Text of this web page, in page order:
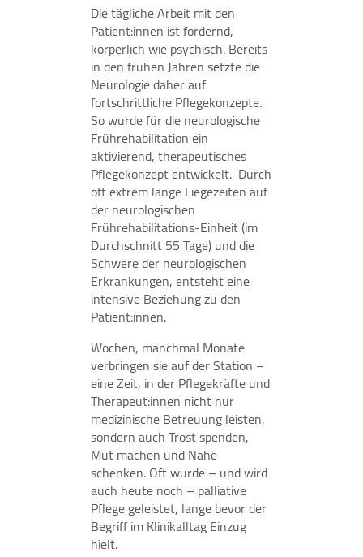
Die tägliche Arbeit mit den
Patient:innen ist fordernd,
körperlich wie psychisch. Bereits
in den frühen Jahren setzte die
Neurologie daher auf
fortschrittliche Pflegekonzepte.
So wurde für die neurologische
Frührehabilitation ein
aktivierend, therapeutisches
Pflegekonzept entwickelt. Durch
oft extrem lange Liegezeiten auf
der neurologischen
Frührehabilitations-Einheit (im
Durchschnitt 55 Tage) und die
Schwere der neurologischen
Erkrankungen, entsteht eine
intensive Beziehung zu den
Patient:innen.
Wochen, manchmal Monate
verbringen sie auf der Station –
eine Zeit, in der Pflegekräfte und
Therapeut:innen nicht nur
medizinische Betreuung leisten,
sondern auch Trost spenden,
Mut machen und Nähe
schenken. Oft wurde – und wird
auch heute noch – palliative
Pflege geleistet, lange bevor der
Begriff im Klinikalltag Einzug
hielt.